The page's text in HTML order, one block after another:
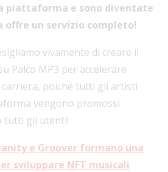
piattaforma e sono diventate
un servizio completo!
vivamente di creare il
Palco MP3 per accelerare
poiché tutti gli artisti
vengono promossi
tutti gli utenti!
e Groover formano una
sviluppare NFT musicali